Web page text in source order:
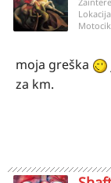
moja greška
za km.